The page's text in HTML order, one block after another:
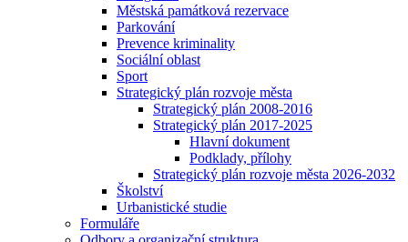
Městská památková rezervace
Parkování
Prevence kriminality
Sociální oblast
Sport
Strategický plán rozvoje města
Strategický plán 2008-2016
Strategický plán 2017-2025
Hlavní dokument
Podklady, přílohy
Strategický plán rozvoje města 2026-2032
Školství
Urbanistické studie
Formuláře